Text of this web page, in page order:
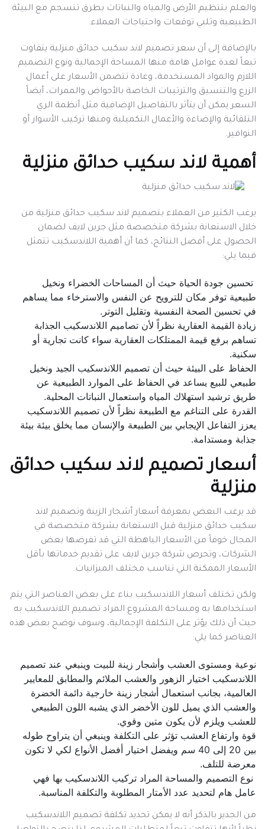
والعلم بتنظيم الأرض والمياه والنباتات بطرق تنسجم مع البيئة
الطبيعية وتلبي توقعات واحتياجات العملاء.
بالإضافة إلى أن سعر تصميم لاند سكيب حدائق منزلية يتفاوت
تبعاً لعدة عوامل هامة منها المساحة الإجمالية ونوع التصميم
اللازم والمواد المستخدمة، وعادة تتضمن الأسعار على أعمال
الزرع والتنسيق والترتيبات الخاصة بالأحواض والممرات، أيضاً
السعر يمكن أن يتأثر بالتفاصيل الإضافية مثل أنظمة الري
التلقائية والإضاءة والأعمال التكميلية ومنها تركيب الأسوار أو
النوافير.
أهمية لاند سكيب حدائق منزلية
يرغب الكثير من العملاء بتصميم لاند سكيب حدائق منزلية من
خلال الاستعانة بشركة متخصصة مثل جرين لايف لضمان
الحصول على أفضل النتائج، كما أن أهمية اللاندسكيب تتمثل
فيما يلي:
تحسين جودة الحياة حيث أن المساحات الخضراء ونخيل
طبيعية توفر مكان للترويح عن النفس والاسترخاء مما يساهم
في تحسين الصحة النفسية وتقليل التوتر.
زيادة القيمة العقارية نظراً لأن تصاميم اللاندسكيب الجذابة
تساهم برفع قيمة الممتلكات العقارية سواء كانت تجارية أو
سكنية.
الحفاظ على البيئة حيث أن تصميم اللاندسكيب الجيد ونخيل
طبيعي للبيع يساعد في الحفاظ على الموارد الطبيعية عن
طريق ترشيد استهلاك المياه واستعمال النباتات المحلية.
القدرة على التناغم مع الطبيعة نظراً لأن تصميم اللاندسكيب
يعزز التفاعل الإيجابي بين الطبيعة والإنسان مما يخلق بيئة بيئة
جذابة ومستدامة.
أسعار تصميم لاند سكيب حدائق
منزلية
قد يرغب البعض بمعرفة أسعار أشجار الزينة وتصميم لاند
سكيب حدائق منزلية قبل الاستعانة بشركة متخصصة في
المجال خوفاً من الأسعار الباهظة التي قد تفرضها بعض
الشركات، وتحرص شركة جرين لايف على تقديم خدماتها بأقل
الأسعار الممكنة التي تناسب مختلف الميزانيات.
ولكن تختلف أسعار اللاندسكيب بناء على بعض العناصر التي يتم
استخدامها به ومساحة المشروع المراد تصميم اللاندسكيب به
حيث أن ذلك يؤثر على التكلفة الإجمالية، وسوف نوضح بعض هذه
العناصر كما يلي:
نوعية ومستوى العشب وأشجار زينة للبيت وينبغي عند تصميم
اللاندسكيب اختيار الزهور والعشب الملائم والمطابق للمعايير
العالمية، بجانب استعمال أشجار زينة خارجية دائمة الخضرة
والعشب الذي يميل للون الأخضر الذي يشبه اللون الطبيعي
للعشب ويلزم لأن يكون متين وقوي.
قوة وارتفاع العشب تؤثر على التكلفة وينبغي أن يتراوح طوله
بين 20 إلى 40 سم ويفضل اختيار أفضل الأنواع لكي لا تكون
معرضة للتلف.
نوع التصميم والمساحة المراد تركيب اللاندسكيب بها فهي
عامل هام لتحديد عدد الأمتار المطلوبة والتكلفة المناسبة.
من الجدير بالذكر أنه لا يمكن تحديد تكلفة تصميم اللاندسكيب